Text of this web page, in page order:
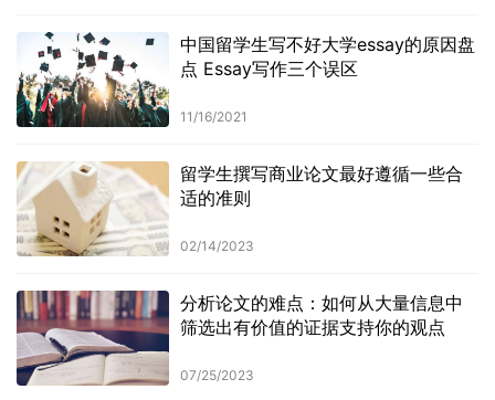
中国留学生写不好大学essay的原因盘
点 Essay写作三个误区
11/16/2021
留学生撰写商业论文最好遵循一些合
适的准则
02/14/2023
分析论文的难点：如何从大量信息中
筛选出有价值的证据支持你的观点
07/25/2023